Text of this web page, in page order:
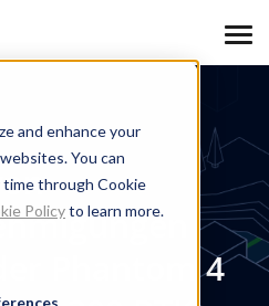
and enhance your
You can
through Cookie
Policyto learn more.
Phantom 4